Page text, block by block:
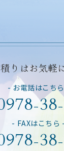
りはお気軽
- お電話はこち
- FAXはこちら -